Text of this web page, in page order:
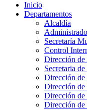
Inicio
Departamentos
Alcaldía
Secretaría
Control
Dirección de
Secretaria
Dirección de
Dirección
Dirección de
Dirección de